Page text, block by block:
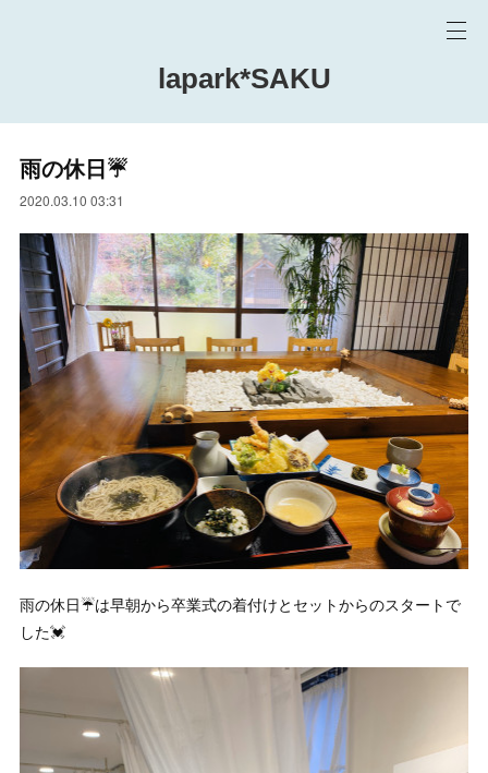
lapark*SAKU
雨の休日☔️
2020.03.10 03:31
雨の休日☔️は早朝から卒業式の着付けとセットからのスタートで
した💓